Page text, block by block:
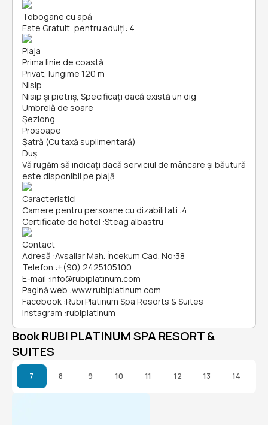
Tobogane cu apă
Este Gratuit, pentru adulți: 4
Plaja
Prima linie de coastă
Privat, lungime 120 m
Nisip
Nisip și pietriş, Specificați dacă există un dig
Umbrelă de soare
Șezlong
Prosoape
Şatră (Cu taxă suplimentară)
Duș
Vă rugăm să indicați dacă serviciul de mâncare și băutură
este disponibil pe plajă
Caracteristici
Camere pentru persoane cu dizabilitati :4
Certificate de hotel :Steag albastru
Contact
Adresă :Avsallar Mah. İncekum Cad. No:38
Telefon :+(90) 2425105100
E-mail :info@rubiplatinum.com
Pagină web :www.rubiplatinum.com
Facebook :Rubi Platinum Spa Resorts & Suites
Instagram :rubiplatinum
Book RUBI PLATINUM SPA RESORT &
SUITES
7 8 9 10 11 12 13 14